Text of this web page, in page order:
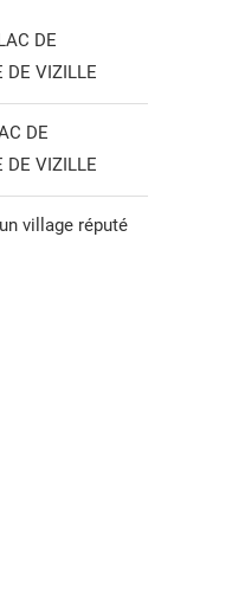
DE
DE VIZILLE
DE
DE VIZILLE
village réputé